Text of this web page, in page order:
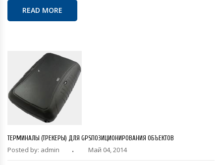
READ MORE
ТЕРМИНАЛЫ (ТРЕКЕРЫ) ДЛЯ GPSПОЗИЦИОНИРОВАНИЯ ОБЪЕКТОВ
Posted by: admin Май 04, 2014